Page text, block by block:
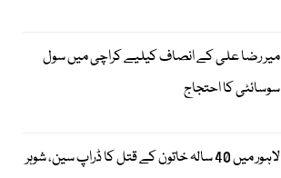
میر رضا علی کے انصاف کیلیے کراچی میں سول
سوسائٹی کا احتجاج
لاہور میں 40 سالہ خاتون کے قتل کا ڈراپ سین، شوہر